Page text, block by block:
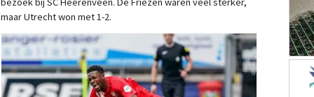
maar Utrecht won met 1-2.